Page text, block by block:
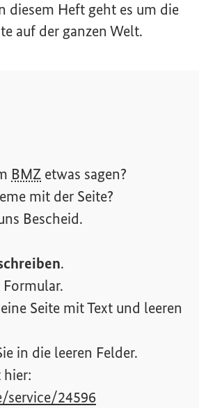
diesem Heft geht es um die
auf der ganzen Welt.
BMZ etwas sagen?
mit der Seite?
Bescheid.
.
Seite mit Text und leeren
in die leeren Felder.
hier:
service/24596